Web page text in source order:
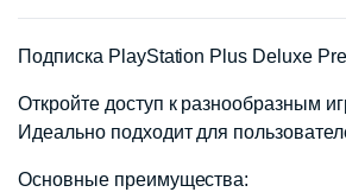
Подписка PlayStation Plus Deluxe
Откройте доступ к разнообразным
Идеально подходит для
Основные преимущества: